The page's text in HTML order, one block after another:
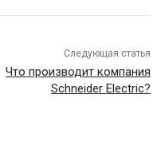
Следующая статья
Что производит компания
Schneider Electric?